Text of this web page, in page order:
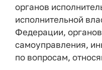
органов
исполнительной
Федерации,
самоуправления,
по вопросам,